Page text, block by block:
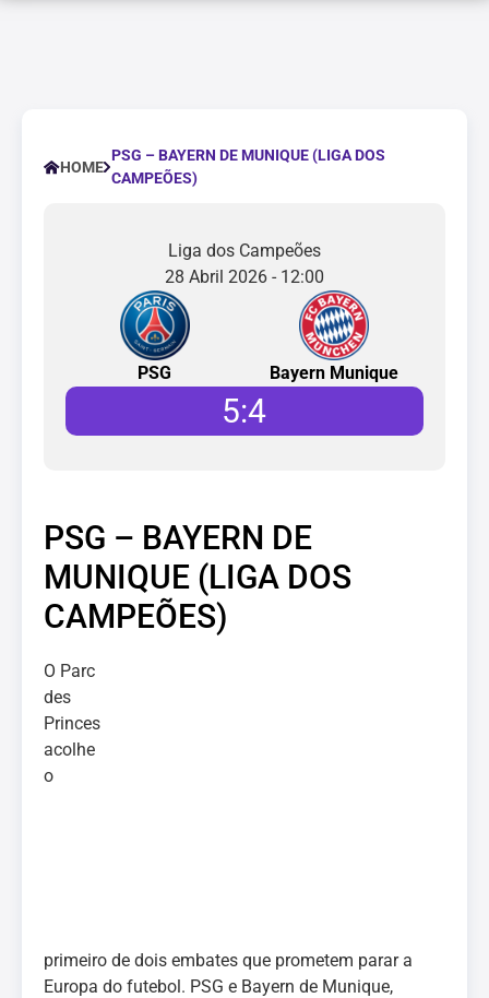
HOME
PSG – BAYERN DE MUNIQUE (LIGA DOS
CAMPEÕES)
Liga dos Campeões
28 Abril 2026 - 12:00
PSG Bayern Munique
5:4
PSG – BAYERN DE
MUNIQUE (LIGA DOS
CAMPEÕES)
O Parc
des
Princes
acolhe
o
primeiro de dois embates que prometem parar a
Europa do futebol. PSG e Bayern de Munique,